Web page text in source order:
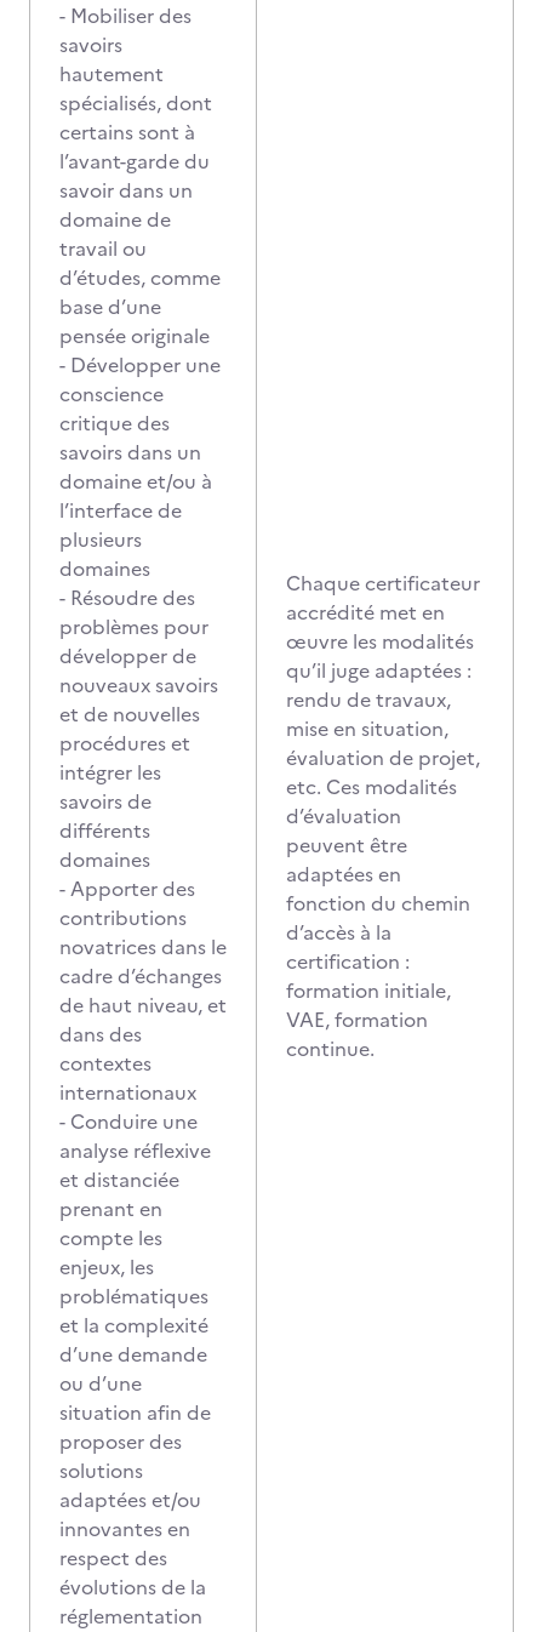
- Mobiliser des
savoirs
hautement
spécialisés, dont
certains sont à
l’avant-garde du
savoir dans un
domaine de
travail ou
d’études, comme
base d’une
pensée originale
- Développer une
conscience
critique des
savoirs dans un
domaine et/ou à
l’interface de
plusieurs
domaines
- Résoudre des
problèmes pour
développer de
nouveaux savoirs
et de nouvelles
procédures et
intégrer les
savoirs de
différents
domaines
- Apporter des
contributions
novatrices dans le
cadre d’échanges
de haut niveau, et
dans des
contextes
internationaux
- Conduire une
analyse réflexive
et distanciée
prenant en
compte les
enjeux, les
problématiques
et la complexité
d’une demande
ou d’une
situation afin de
proposer des
solutions
adaptées et/ou
innovantes en
respect des
évolutions de la
réglementation
Chaque certificateur
accrédité met en
œuvre les modalités
qu’il juge adaptées :
rendu de travaux,
mise en situation,
évaluation de projet,
etc. Ces modalités
d’évaluation
peuvent être
adaptées en
fonction du chemin
d’accès à la
certification :
formation initiale,
VAE, formation
continue.